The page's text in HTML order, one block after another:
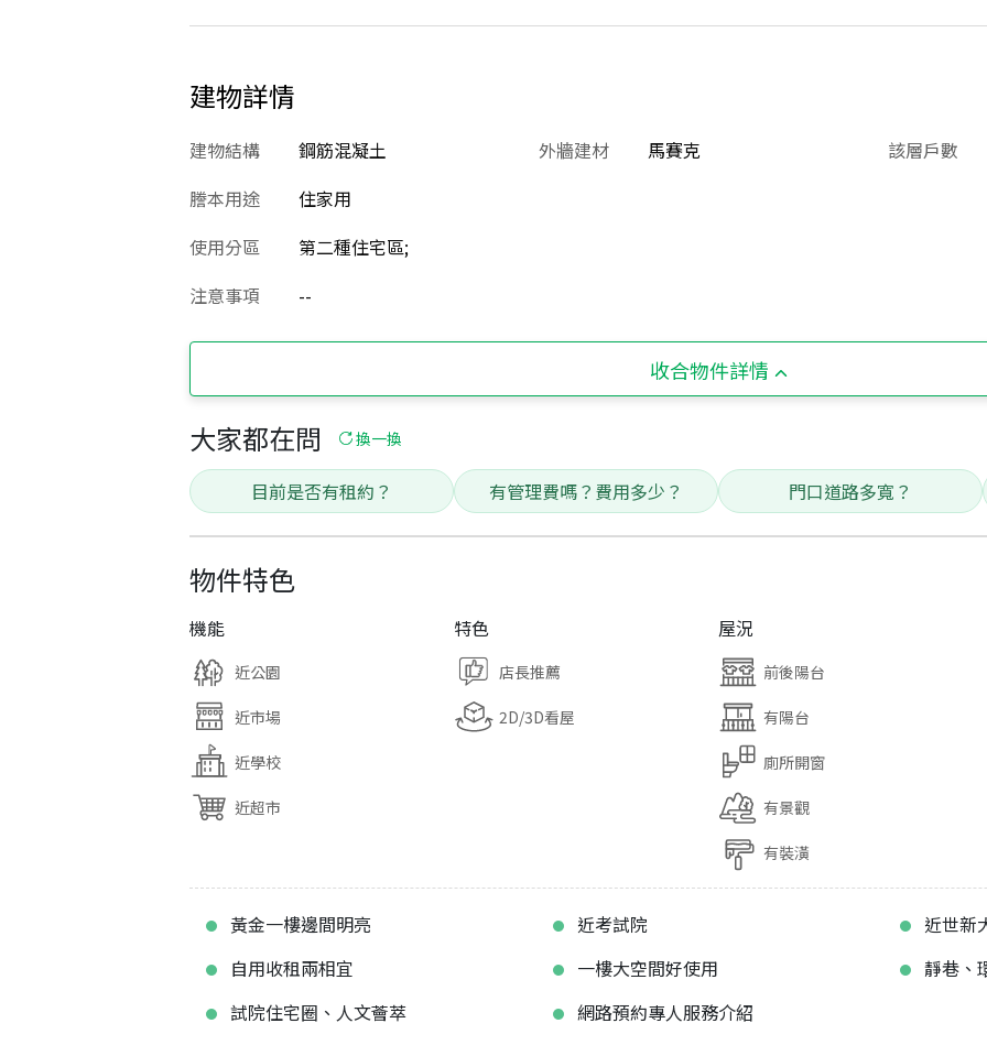
建物詳情
建物結構 鋼筋混凝土 外牆建材 馬賽克 該層戶數
謄本用途
住家用
使用分區
第二種住宅區;
注意事項
--
收合物件詳情
大家都在問 換一換
目前是否有租約？ 有管理費嗎？費用多少？ 門口道路多寬？
物件特色
機能
近公園
近市場
近學校
近超市
特色
店長推薦
2D/3D看屋
屋況
前後陽台
有陽台
廁所開窗
有景觀
有裝潢
黃金一樓邊間明亮 近考試院
近世新
自用收租兩相宜
一樓大空間好使用
靜巷、
試院住宅圈、人文薈萃
網路預約專人服務介紹